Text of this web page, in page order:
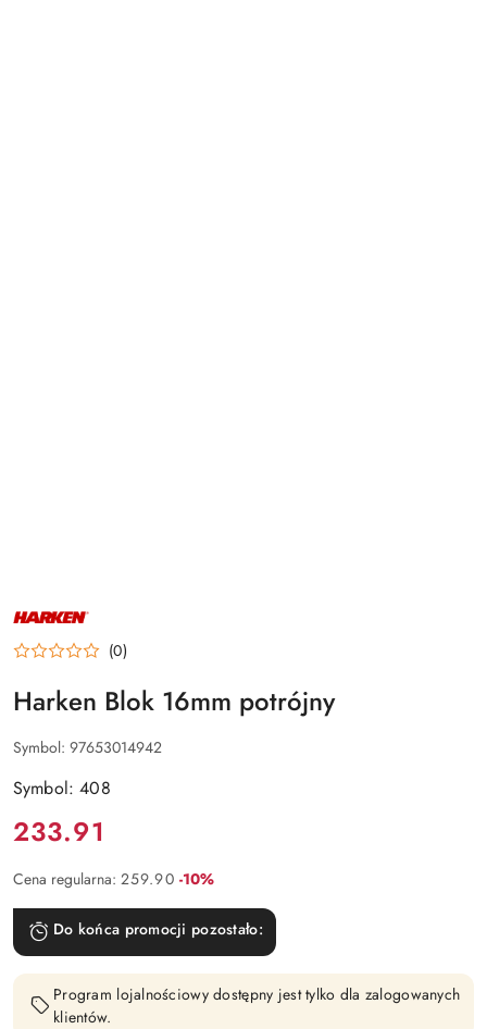
NAZWA
PRODUCENTA:
HARKEN (0)
Harken Blok 16mm potrójny
Symbol: 97653014942
Symbol: 408
Cena:
233.91
Cena regularna: 259.90 Rabat:
-10%
Do końca promocji pozostało:
Program lojalnościowy dostępny jest tylko dla zalogowanych
klientów.